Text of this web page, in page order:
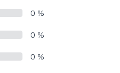
0 %
0 %
0 %